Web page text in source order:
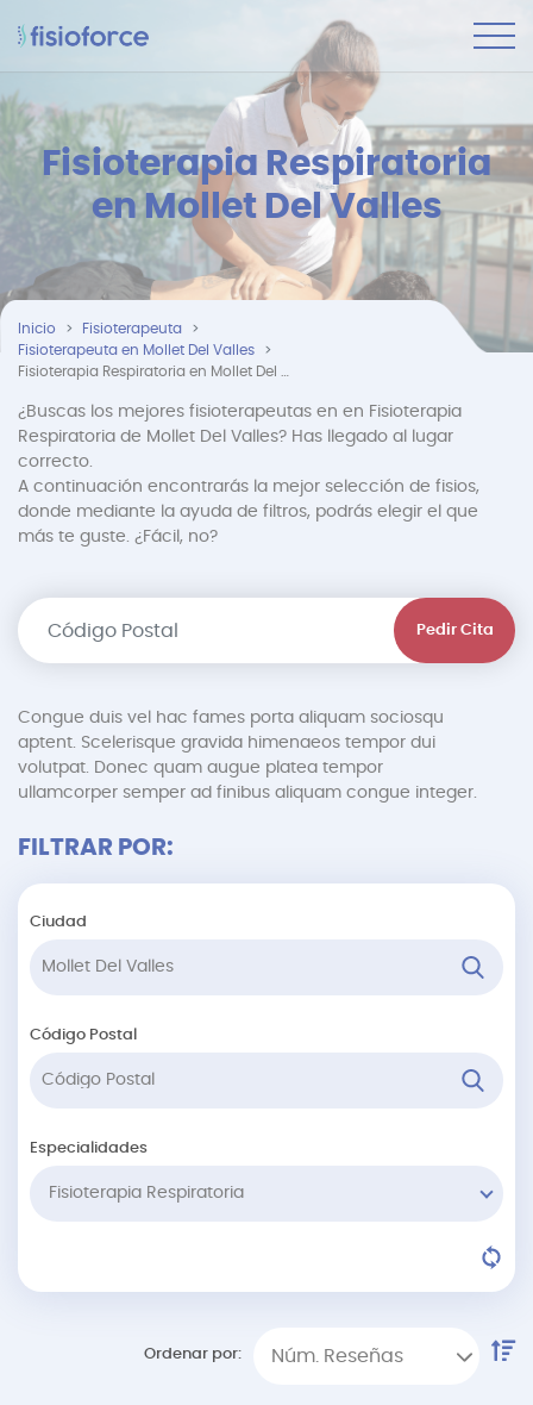
Fisioterapia Respiratoria
en Mollet Del Valles
Inicio
Fisioterapeuta
Fisioterapeuta en Mollet Del Valles
¿Buscas los mejores fisioterapeutas en en Fisioterapia
Respiratoria de Mollet Del Valles? Has llegado al lugar
correcto.
A continuación encontrarás la mejor selección de fisios,
donde mediante la ayuda de filtros, podrás elegir el que
más te guste. ¿Fácil, no?
Pedir Cita
Congue duis vel hac fames porta aliquam sociosqu
aptent. Scelerisque gravida himenaeos tempor dui
volutpat. Donec quam augue platea tempor
ullamcorper semper ad finibus aliquam congue integer.
FILTRAR POR:
Ciudad
Código Postal
Especialidades
Fisioterapia Respiratoria
Ordenar por: Núm. Reseñas